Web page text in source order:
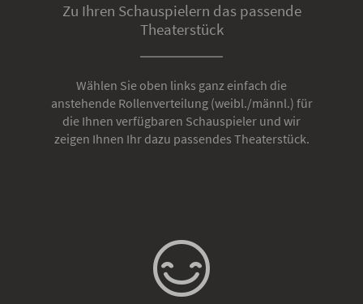
Zu Ihren Schauspielern das passende
Theaterstück
Wählen Sie oben links ganz einfach die
anstehende Rollenverteilung (weibl./männl.) für
die Ihnen verfügbaren Schauspieler und wir
zeigen Ihnen Ihr dazu passendes Theaterstück.